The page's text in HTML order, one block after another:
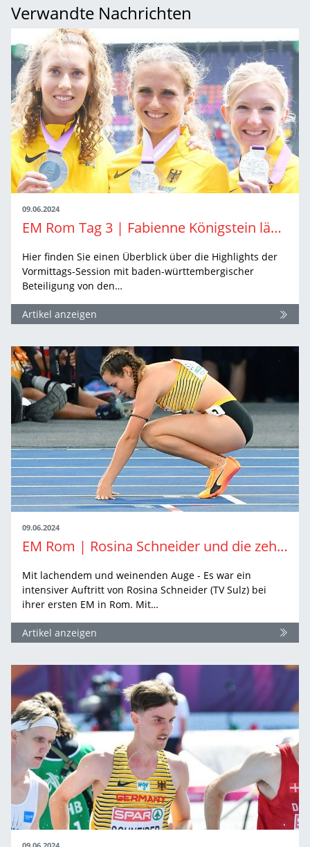
Verwandte Nachrichten
09.06.2024
EM Rom Tag 3 | Fabienne Königstein läuft im Team zu Silber
Hier finden Sie einen Überblick über die Highlights der
Vormittags-Session mit baden-württembergischer
Beteiligung von den…
Artikel anzeigen
09.06.2024
EM Rom | Rosina Schneider und die zehnte Hürde
Mit lachendem und weinenden Auge - Es war ein
intensiver Auftritt von Rosina Schneider (TV Sulz) bei
ihrer ersten EM in Rom. Mit…
Artikel anzeigen